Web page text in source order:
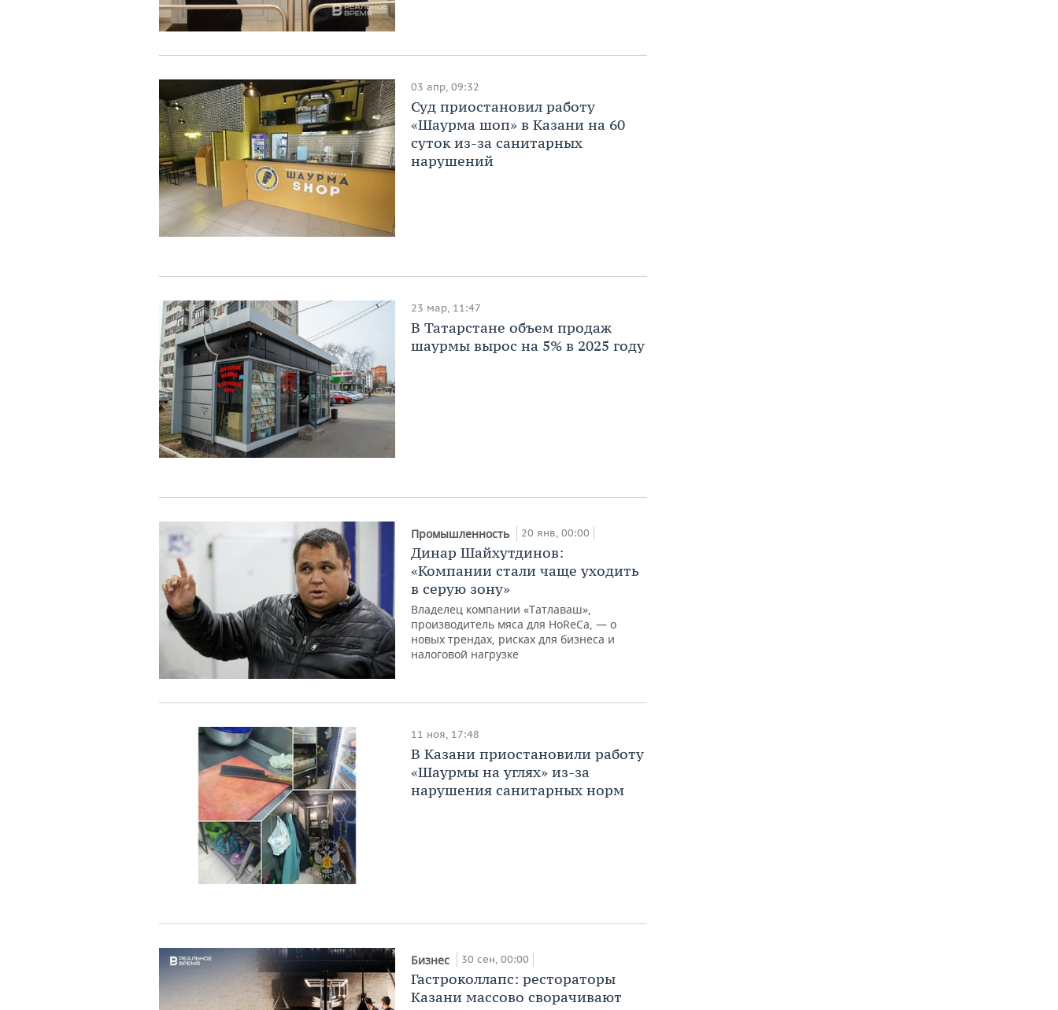
03 апр, 09:32
Суд приостановил работу
«Шаурма шоп» в Казани на 60
суток из‑за санитарных
нарушений
23 мар, 11:47
В Татарстане объем продаж
шаурмы вырос на 5% в 2025 году
Промышленность 20 янв, 00:00
Динар Шайхутдинов:
«Компании стали чаще уходить
в серую зону»
Владелец компании «Татлаваш»,
производитель мяса для HoReCa, — о
новых трендах, рисках для бизнеса и
налоговой нагрузке
11 ноя, 17:48
В Казани приостановили работу
«Шаурмы на углях» из-за
нарушения санитарных норм
Бизнес 30 сен, 00:00
Гастроколлапс: рестораторы
Казани массово сворачивают